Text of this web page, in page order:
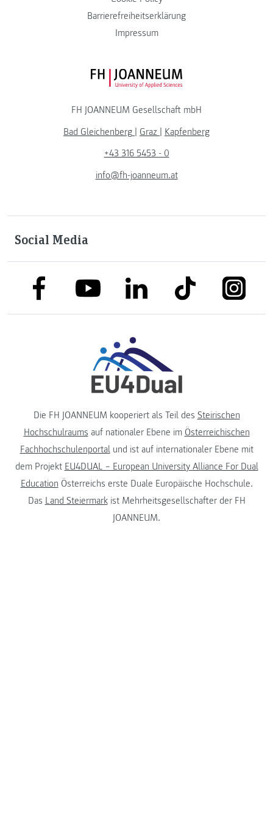
Barrierefreiheitserklärung
Impressum
FH JOANNEUM Logo
FH JOANNEUM Gesellschaft mbH
Bad Gleichenberg | Graz | Kapfenberg
+43 316 5453 - 0
info@fh-joanneum.at
Social Media
link to facebooklink to youtubelink to linkedinlink to tiktok link to
Die FH JOANNEUM kooperiert als Teil des Steirischen
Hochschulraums auf nationaler Ebene im Österreichischen
Fachhochschulenportalund ist auf internationaler Ebene mit
dem Projekt EU4DUAL – European University Alliance For Dual
Education Österreichs erste Duale Europäische Hochschule.
Das Land Steiermarkist Mehrheitsgesellschafter der FH
JOANNEUM.